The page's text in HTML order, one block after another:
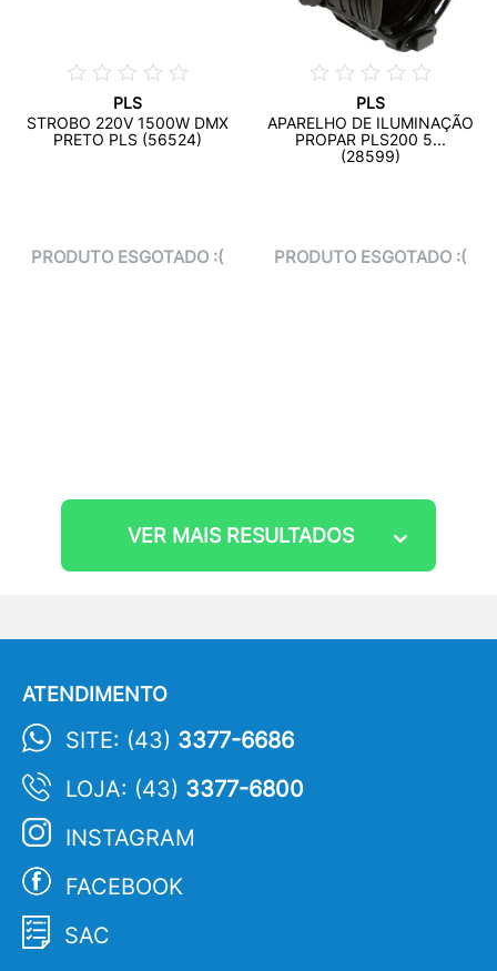
PLS
STROBO 220V 1500W DMX
PRETO PLS (56524)
PRODUTO ESGOTADO :(
PLS
APARELHO DE ILUMINAÇÃO
PROPAR PLS200 5...
(28599)
PRODUTO ESGOTADO :(
VER MAIS RESULTADOS
ATENDIMENTO
SITE: (43) 3377-6686
LOJA: (43) 3377-6800
INSTAGRAM
FACEBOOK
SAC